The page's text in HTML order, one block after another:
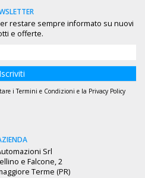
restare sempre informato su nuovi
e offerte.
Iscriviti
iTermini e Condizioni e la Privacy Policy
Srl
e Falcone, 2
Terme (PR)